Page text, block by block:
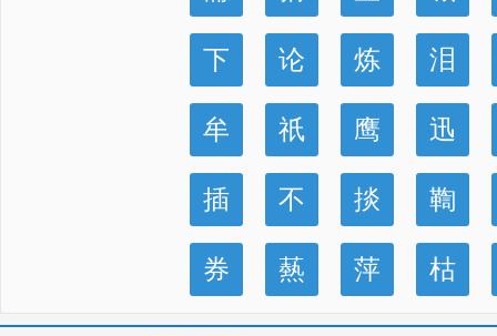
下 论 炼 泪
牟 祇 鹰 迅
插 不 掞 鞫
券 爇 萍 枯